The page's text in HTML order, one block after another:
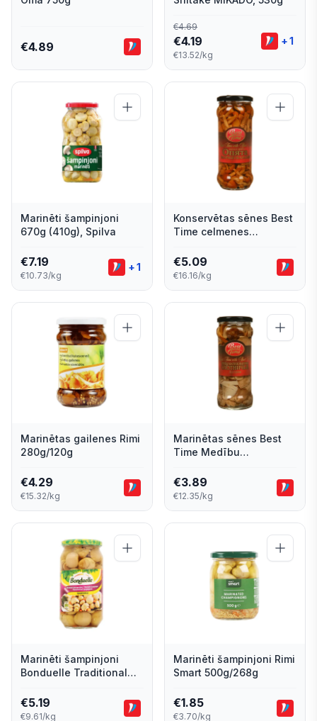
€4.89
€4.69
€4.19
€13.52/kg
+1
Marinēti šampinjoni
670g (410g), Spilva
€7.19
€10.73/kg
+1
Konservētas sēnes Best
Time celmenes
€5.09
€16.16/kg
Marinētas gailenes Rimi
280g/120g
€4.29
€15.32/kg
Marinētas sēnes Best
Time Medību
€3.89
€12.35/kg
Marinēti šampinjoni
Bonduelle Traditional
€5.19
€9.61/kg
Marinēti šampinjoni Rimi
Smart 500g/268g
€1.85
€3.70/kg